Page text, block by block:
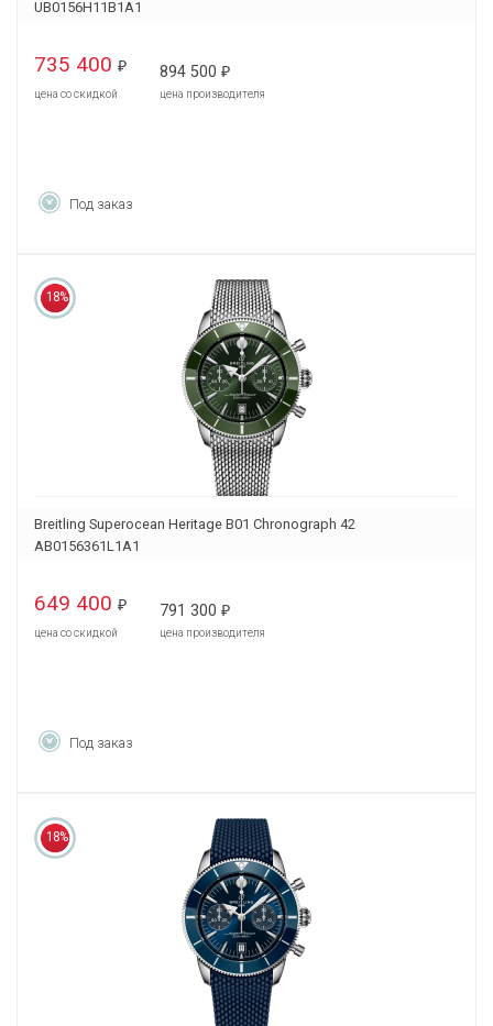
UB0156H11B1A1
735 400 ₽
цена со скидкой
894 500 ₽
цена производителя
Под заказ
18%
Breitling Superocean Heritage B01 Chronograph 42
AB0156361L1A1
649 400 ₽
цена со скидкой
791 300 ₽
цена производителя
Под заказ
18%